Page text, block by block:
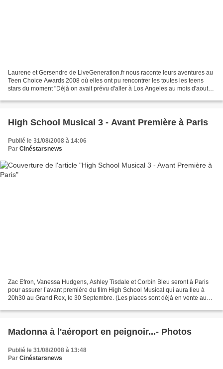
Laurene et Gersendre de LiveGeneration.fr nous raconte leurs aventures au
Teen Choice Awards 2008 où elles ont pu rencontrer les toutes les teens
stars du moment "Déjà on avait prévu d'aller à Los Angeles au mois d'aout
High School Musical 3 - Avant Première à Paris
Publié le 31/08/2008 à 14:06
Par Cinéstarsnews
Zac Efron, Vanessa Hudgens, Ashley Tisdale et Corbin Bleu seront à Paris
pour assurer l’avant première du film High School Musical qui aura lieu à
20h30 au Grand Rex, le 30 Septembre. (Les places sont déjà en vente au
Madonna à l'aéroport en peignoir...- Photos
Publié le 31/08/2008 à 13:48
Par Cinéstarsnews